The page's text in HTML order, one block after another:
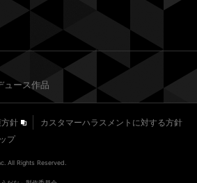
ュース作品
針
カスタマーハラスメントに対する方針
プ
All Rights Reserved.